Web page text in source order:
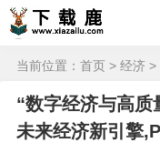
当前位置： 首页 > 经济 >
“数字经济与高质
未来经济新引擎